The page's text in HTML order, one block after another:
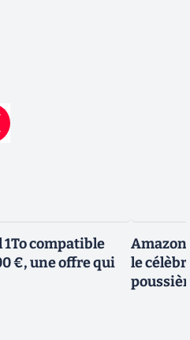
1To compatible
€, une offre qui
Amazon
le